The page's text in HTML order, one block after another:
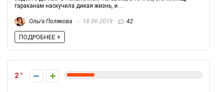
тараканам наскучила дикая жизнь, и ...
Ольга Полякова 18.06.2019 42
ПОДРОБНЕЕ +
2